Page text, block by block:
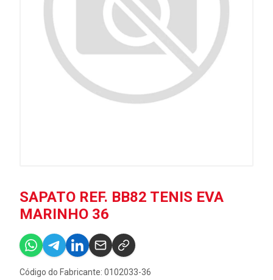
SAPATO REF. BB82 TENIS EVA
MARINHO 36
Código do Fabricante: 0102033-36